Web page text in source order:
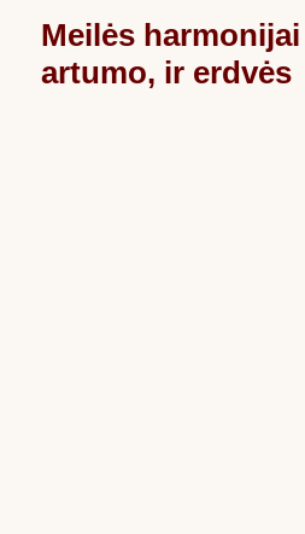
Meilės
artumo, ir erdvės